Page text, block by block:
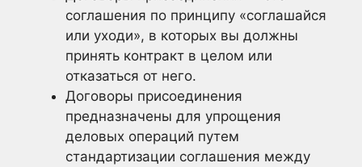
соглашения по принципу «соглашайся
или уходи», в которых вы должны
принять контракт в целом или
отказаться от него.
Договоры присоединения
предназначены для упрощения
деловых операций путем
стандартизации соглашения между